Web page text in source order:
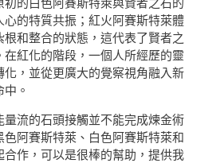
初的白色阿賽斯特萊與賢者之石的
心的特質共振；紅火阿賽斯特萊體
和整合的狀態，這代表了賢者之
紅化的階段，一個人所經歷的靈
化，並從更廣大的覺察視角融入新
。
量流的石頭接觸並不能完成煉金術
色阿賽斯特萊、白色阿賽斯特萊和
合作，可以是很棒的幫助，提供我